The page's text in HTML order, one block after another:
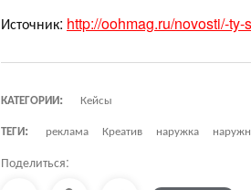
Источник: http://oohmag.ru/novosti/-
КАТЕГОРИИ:
Кейсы
ТЕГИ:
реклама Креатив наружка
Поделиться: